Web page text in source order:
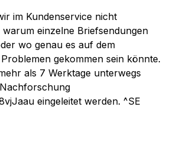
im Kundenservice nicht
einzelne Briefsendungen
wo genau es auf dem
gekommen sein könnte.
als 7 Werktage unterwegs
eingeleitet werden. ^SE